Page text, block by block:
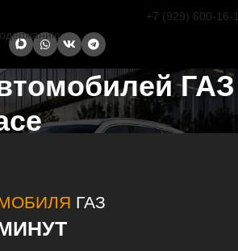
+7 (929) 600-16-
ГАЗ
ГАЗ